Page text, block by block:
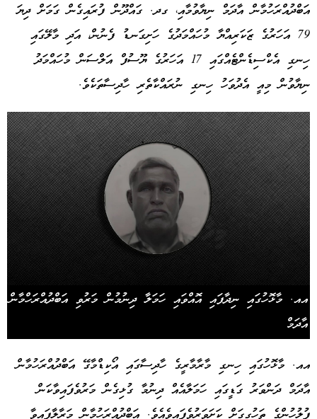
އަބްދުއްރަހުމާން އާދަމް ނިޔާވުމާއި، ގދ. ގައްދޫން ފުރައިގެން ގަމަށް ދިޔަ
79 އަހަރުގެ ޒަކަރިއްޔާ މުހައްމަދުގެ ހަށިގަނޑު ފެނުން، އަދި މާލޭގައި
ހިނގި އެކްސިޑެންޓެއްގައި 17 އަހަރުގެ ޔޫސުފް އަލްސަން މުހައްމަދު
ނިޔާވުން މިއީ އެދުވަހު ހިނގި ނުރައްކާތެރި ހާދިސާތަކެވެ.
އއ. މާޅޮހުގައި ނިދާފައި އޮއްވައި ހަމަލާ ދިނުމުން މަރުވި އަބްދުއްރަހްމާން
އާދަމް
އއ. މާޅޮހުގައި ހިނގި މާރާމާރީގެ ހާދިސާގައި އޯކިޑްމާގޭ އަބްދުއްރަހުމާން
އާދަމް ދަންވަރު ގަޑީގައި ހަމަލާއެއް ދިނުމާ ގުޅިގެން މަރުވެފައިވާކަން
ފުލުހުންގެ ތަހުގީގަށް ކަށަވަރުވެފައިވެއެވެ. އަބްދުއްރަހުމާން މަރާލާފައިވާ